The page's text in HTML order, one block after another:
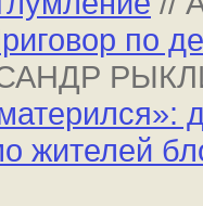
по
жителей